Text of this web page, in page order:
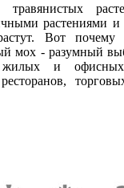
травянистых
растениями
Вот почему
мох - разумный
жилых и